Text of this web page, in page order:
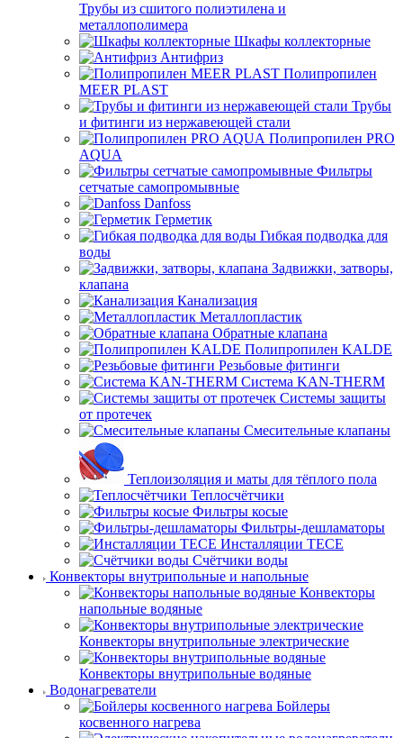
Трубы из сшитого полиэтилена и
металлополимера
Шкафы коллекторные
Антифриз
Полипропилен
MEER PLAST
Трубы
и фитинги из нержавеющей стали
Полипропилен PRO
AQUA
Фильтры
сетчатые самопромывные
Danfoss
Герметик
Гибкая подводка для
воды
Задвижки, затворы,
клапана
Канализация
Металлопластик
Обратные клапана
Полипропилен KALDE
Резьбовые фитинги
Система KAN-THERM
Системы защиты
от протечек
Смесительные клапаны
Теплоизоляция и маты для тёплого пола
Теплосчётчики
Фильтры косые
Фильтры-дешламаторы
Инсталляции TECE
Счётчики воды
Конвекторы внутрипольные и напольные
Конвекторы
напольные водяные
Конвекторы внутрипольные электрические
Конвекторы внутрипольные водяные
Водонагреватели
Бойлеры
косвенного нагрева